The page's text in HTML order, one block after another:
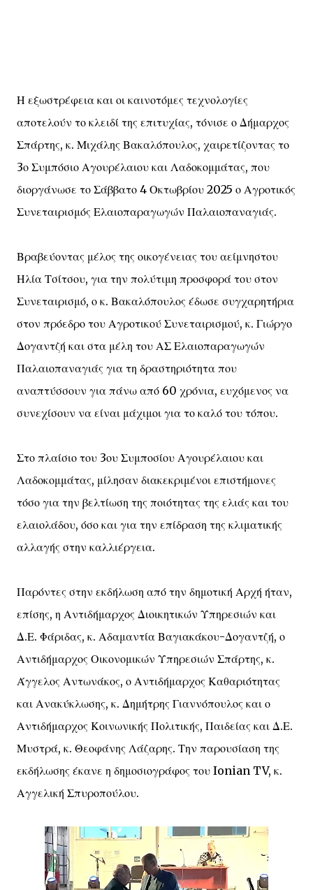
Η εξωστρέφεια και οι καινοτόμες τεχνολογίες
αποτελούν το κλειδί της επιτυχίας, τόνισε ο Δήμαρχος
Σπάρτης, κ. Μιχάλης Βακαλόπουλος, χαιρετίζοντας το
3ο Συμπόσιο Αγουρέλαιου και Λαδοκομμάτας, που
διοργάνωσε το Σάββατο 4 Οκτωβρίου 2025 ο Αγροτικός
Συνεταιρισμός Ελαιοπαραγωγών Παλαιοπαναγιάς.
Βραβεύοντας μέλος της οικογένειας του αείμνηστου
Ηλία Τσίτσου, για την πολύτιμη προσφορά του στον
Συνεταιρισμό, ο κ. Βακαλόπουλος έδωσε συγχαρητήρια
στον πρόεδρο του Αγροτικού Συνεταιρισμού, κ. Γιώργο
Δογαντζή και στα μέλη του ΑΣ Ελαιοπαραγωγών
Παλαιοπαναγιάς για τη δραστηριότητα που
αναπτύσσουν για πάνω από 60 χρόνια, ευχόμενος να
συνεχίσουν να είναι μάχιμοι για το καλό του τόπου.
Στο πλαίσιο του 3ου Συμποσίου Αγουρέλαιου και
Λαδοκομμάτας, μίλησαν διακεκριμένοι επιστήμονες
τόσο για την βελτίωση της ποιότητας της ελιάς και του
ελαιολάδου, όσο και για την επίδραση της κλιματικής
αλλαγής στην καλλιέργεια.
Παρόντες στην εκδήλωση από την δημοτική Αρχή ήταν,
επίσης, η Αντιδήμαρχος Διοικητικών Υπηρεσιών και
Δ.Ε. Φάριδας, κ. Αδαμαντία Βαγιακάκου-Δογαντζή, ο
Αντιδήμαρχος Οικονομικών Υπηρεσιών Σπάρτης, κ.
Άγγελος Αντωνάκος, ο Αντιδήμαρχος Καθαριότητας
και Ανακύκλωσης, κ. Δημήτρης Γιαννόπουλος και ο
Αντιδήμαρχος Κοινωνικής Πολιτικής, Παιδείας και Δ.Ε.
Μυστρά, κ. Θεοφάνης Λάζαρης. Την παρουσίαση της
εκδήλωσης έκανε η δημοσιογράφος του Ionian TV, κ.
Αγγελική Σπυροπούλου.